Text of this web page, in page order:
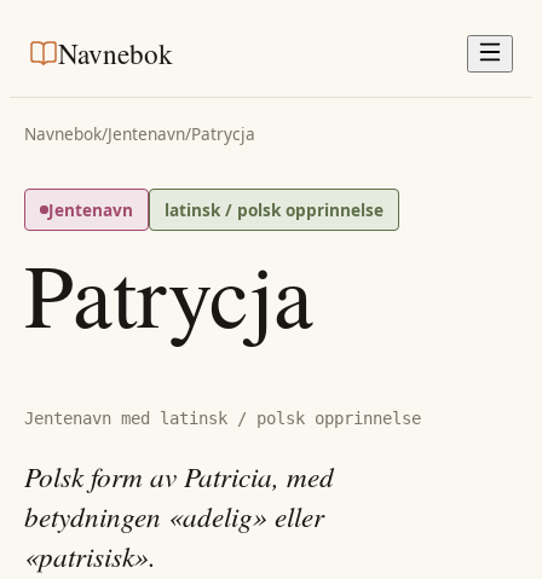
Navnebok
Navnebok/Jentenavn/Patrycja
Jentenavn latinsk / polsk opprinnelse
Patrycja
Jentenavn med latinsk / polsk opprinnelse
Polsk form av Patricia, med
betydningen «adelig» eller
«patrisisk».